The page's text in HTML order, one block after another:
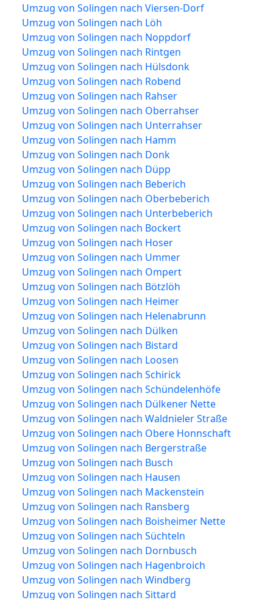
Umzug von Solingen nach Viersen-Dorf
Umzug von Solingen nach Löh
Umzug von Solingen nach Noppdorf
Umzug von Solingen nach Rintgen
Umzug von Solingen nach Hülsdonk
Umzug von Solingen nach Robend
Umzug von Solingen nach Rahser
Umzug von Solingen nach Oberrahser
Umzug von Solingen nach Unterrahser
Umzug von Solingen nach Hamm
Umzug von Solingen nach Donk
Umzug von Solingen nach Düpp
Umzug von Solingen nach Beberich
Umzug von Solingen nach Oberbeberich
Umzug von Solingen nach Unterbeberich
Umzug von Solingen nach Bockert
Umzug von Solingen nach Hoser
Umzug von Solingen nach Ummer
Umzug von Solingen nach Ompert
Umzug von Solingen nach Bötzlöh
Umzug von Solingen nach Heimer
Umzug von Solingen nach Helenabrunn
Umzug von Solingen nach Dülken
Umzug von Solingen nach Bistard
Umzug von Solingen nach Loosen
Umzug von Solingen nach Schirick
Umzug von Solingen nach Schündelenhöfe
Umzug von Solingen nach Dülkener Nette
Umzug von Solingen nach Waldnieler Straße
Umzug von Solingen nach Obere Honnschaft
Umzug von Solingen nach Bergerstraße
Umzug von Solingen nach Busch
Umzug von Solingen nach Hausen
Umzug von Solingen nach Mackenstein
Umzug von Solingen nach Ransberg
Umzug von Solingen nach Boisheimer Nette
Umzug von Solingen nach Süchteln
Umzug von Solingen nach Dornbusch
Umzug von Solingen nach Hagenbroich
Umzug von Solingen nach Windberg
Umzug von Solingen nach Sittard